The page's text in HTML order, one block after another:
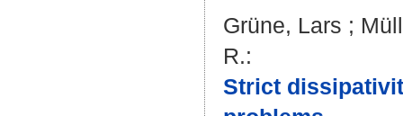
Grüne, Lars ;
R.:
Strict